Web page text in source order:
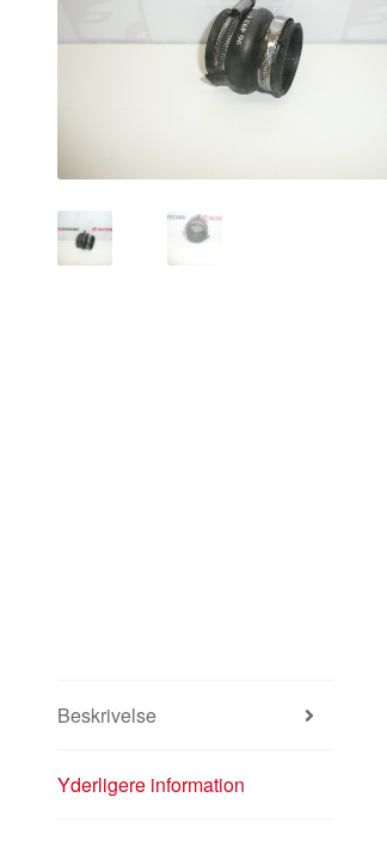
Beskrivelse
Yderligere information